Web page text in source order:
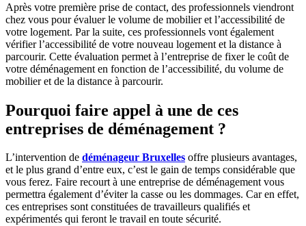
Après votre première prise de contact, des professionnels viendront
chez vous pour évaluer le volume de mobilier et l’accessibilité de
votre logement. Par la suite, ces professionnels vont également
vérifier l’accessibilité de votre nouveau logement et la distance à
parcourir. Cette évaluation permet à l’entreprise de fixer le coût de
votre déménagement en fonction de l’accessibilité, du volume de
mobilier et de la distance à parcourir.
Pourquoi faire appel à une de ces
entreprises de déménagement ?
L’intervention de déménageur Bruxelles offre plusieurs avantages,
et le plus grand d’entre eux, c’est le gain de temps considérable que
vous ferez. Faire recourt à une entreprise de déménagement vous
permettra également d’éviter la casse ou les dommages. Car en effet,
ces entreprises sont constituées de travailleurs qualifiés et
expérimentés qui feront le travail en toute sécurité.